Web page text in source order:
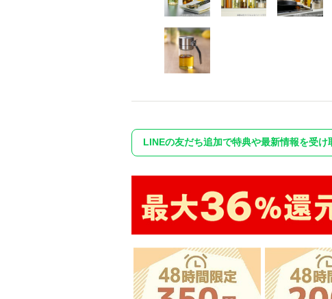
LINEの友だち追加で特典や最新情報を受け